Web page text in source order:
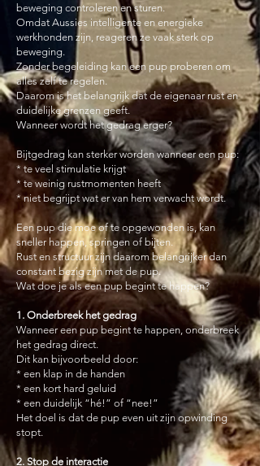
beweging controleren en sturen.
Omdat Aussies intelligente en energieke
werkhonden zijn, reageren ze vaak sterk op
beweging.
Zonder begeleiding kan een pup proberen om
alles zelf te regelen.
Daarom is het belangrijk dat de eigenaar rust en
duidelijke grenzen geeft.
Wanneer wordt het gedrag erger?
Bijtgedrag kan sterker worden wanneer een pup:
* te veel stimulatie krijgt
* te weinig rustmomenten heeft
* niet begrijpt wat er van hem verwacht wordt.
Een pup die moe of te opgewonden is, kan
sneller happen, springen of bijten.
Rust en structuur zijn daarom belangrijker dan
constant bezig zijn met de pup.
Wat doe je als een pup begint te happen?
1. Onderbreek het gedrag
Wanneer een pup begint te happen, onderbreek
het gedrag direct.
Dit kan bijvoorbeeld door:
* een klap in de handen
* een kort hard geluid
* een duidelijk “hé!” of “nee!”
Het doel is dat de pup even uit zijn opwinding
stopt.
2. Stop de interactie